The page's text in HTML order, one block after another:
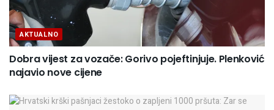
AKTUALNO
Dobra vijest za vozače: Gorivo pojeftinjuje. Plenković
najavio nove cijene